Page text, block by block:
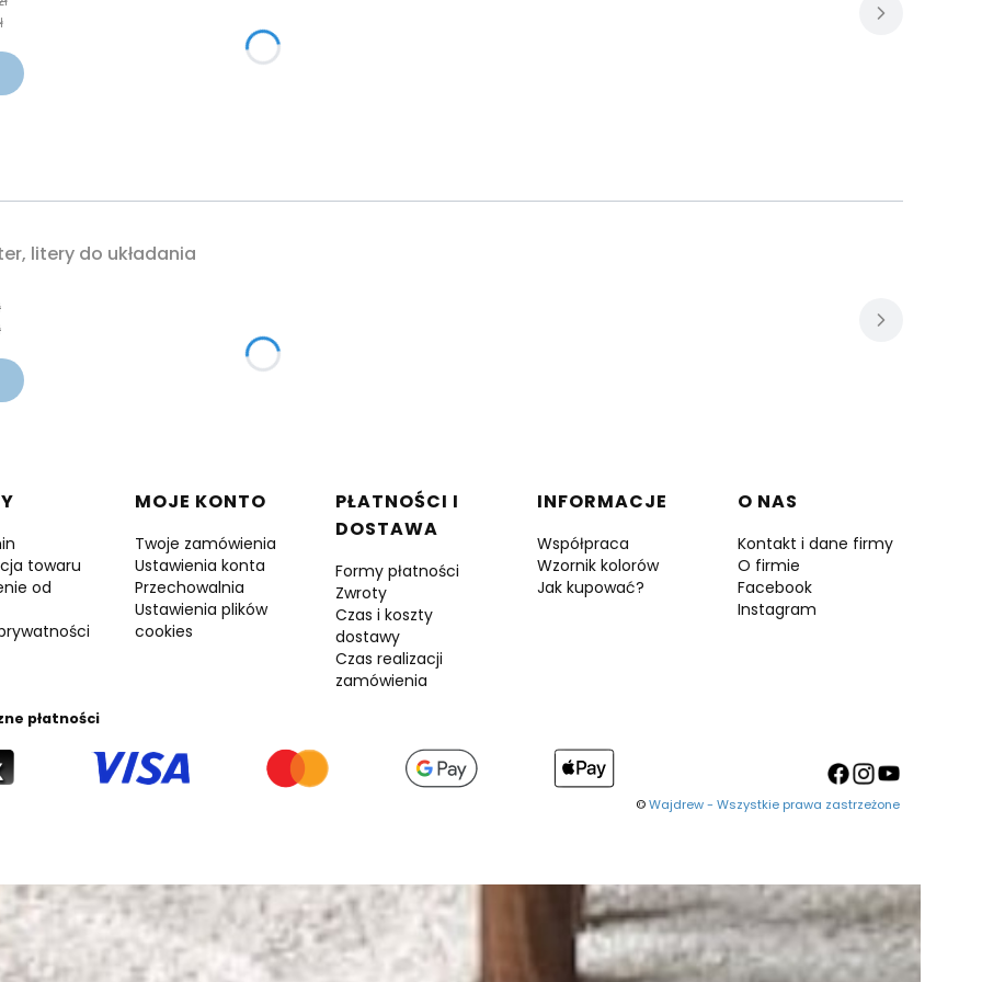
litery do układania
stopce
towaru
od
MOJE KONTO
Twoje zamówienia
Ustawienia konta
Przechowalnia
Ustawienia plików
cookies
PŁATNOŚCI I
DOSTAWA
Formy płatności
Zwroty
Czas i koszty
dostawy
Czas realizacji
zamówienia
INFORMACJE
Współpraca
Wzornik kolorów
Jak kupować?
O NAS
Kontakt i dane firmy
O firmie
Facebook
Instagram
płatności
©Wajdrew - Wszystkie prawa zastrzeżone